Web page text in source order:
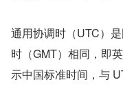
通用协调时（UTC）
时（GMT）相同，即
示中国标准时间，与